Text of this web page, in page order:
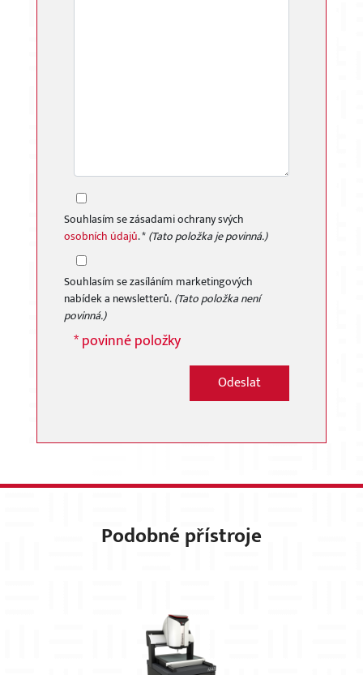
Souhlasím se zásadami ochrany svých
osobních údajů. *(Tato položka je povinná.)
Souhlasím se zasíláním marketingových
nabídek a newsletterů.(Tato položka není
povinná.)
* povinné položky
Odeslat
Podobné přístroje